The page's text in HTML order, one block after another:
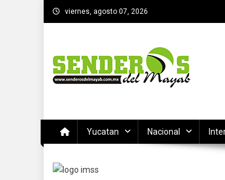
Saltar
al
viernes, agosto 07, 2026
Yucatan Nacional